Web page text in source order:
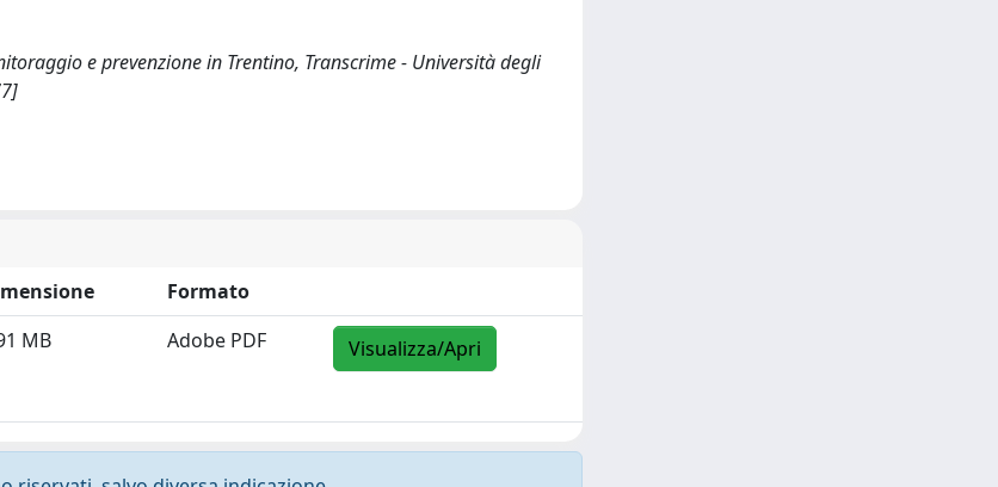
e prevenzione in Trentino, Transcrime - Università degli
Formato
MB Adobe PDF Visualizza/Apri